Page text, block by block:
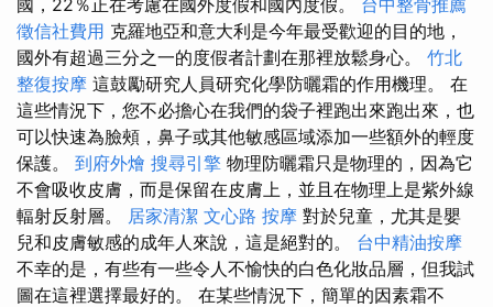
國，22％正在考慮在國外度假和國內度假。 台中整骨推薦
徵信社費用 克羅地亞和意大利是今年最受歡迎的目的地，
國外有超過三分之一的度假者計劃在那裡放鬆身心。 竹北
整復按摩 這鼓勵研究人員研究化學防曬霜的作用機理。 在
這些情況下，您不必擔心在我們的袋子裡跑出來跑出來，也
可以快速為臉頰，鼻子或其他敏感區域添加一些額外的輕度
保護。 到府外燴 搜尋引擎 物理防曬霜只是物理的，因為它
不會吸收皮膚，而是保留在皮膚上，並且在物理上是紫外線
輻射反射層。 居家清潔 文心路 按摩 對於兒童，尤其是嬰
兒和皮膚敏感的成年人來說，這是絕對的。 台中精油按摩
不幸的是，有些有一些令人不愉快的白色化妝品層，但我試
圖在這裡選擇最好的。 在某些情況下，簡單的因素霜不